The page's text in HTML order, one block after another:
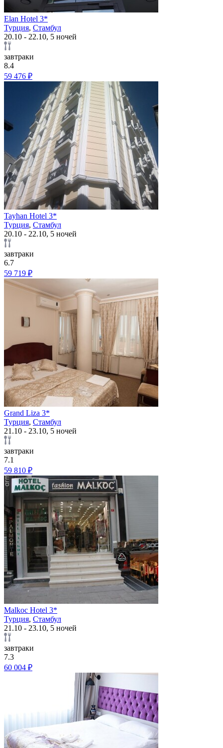
Elan Hotel 3*
Турция, Стамбул
20.10 - 22.10, 5 ночей
завтраки
8.4
59 476 ₽
Tayhan Hotel 3*
Турция, Стамбул
20.10 - 22.10, 5 ночей
завтраки
6.7
59 719 ₽
Grand Liza 3*
Турция, Стамбул
21.10 - 23.10, 5 ночей
завтраки
7.1
59 810 ₽
Malkoc Hotel 3*
Турция, Стамбул
21.10 - 23.10, 5 ночей
завтраки
7.3
60 004 ₽